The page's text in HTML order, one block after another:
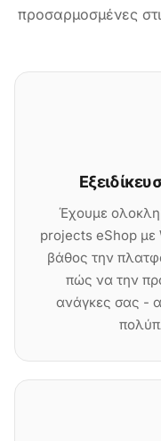
προσαρμοσμένες
Έχουμε
projects eShop με
βάθος την
πώς να την
ανάγκες σας -